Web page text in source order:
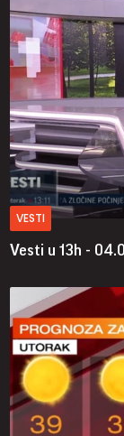
VESTI
Vesti u 13h -